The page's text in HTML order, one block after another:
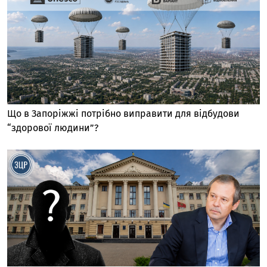
Що в Запоріжжі потрібно виправити для відбудови
“здорової людини”?